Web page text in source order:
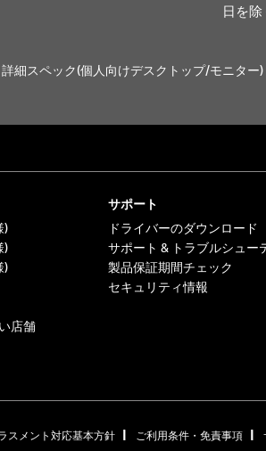
日を除
詳細スペック(個人向けデスクトップ/モニター)
)
)
)
店舗
サポート
ドライバーのダウンロード
サポート & トラブルシュー
製品保証期間チェック
セキュリティ情報
スメント対応基本方針 | ご利用条件・免責事項 |